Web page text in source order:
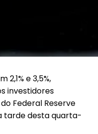
2,1% e 3,5%,
investidores
Federal Reserve
tarde desta quarta-